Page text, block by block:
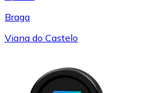
Braga
Viana do Castelo